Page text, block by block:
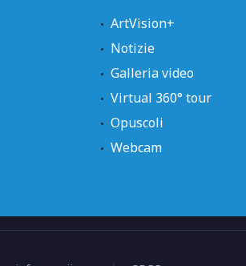
ArtVision+
Notizie
Galleria video
Virtual 360° tour
Opuscoli
Webcam